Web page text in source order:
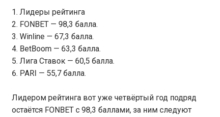
Лидеры рейтинга
FONBET — 98,3 балла.
Winline — 67,3 балла.
BetBoom — 63,3 балла.
Лига Ставок — 60,5 балла.
PARI — 55,7 балла.
Лидером рейтинга вот уже четвёртый год подряд
остаётся FONBET с 98,3 баллами, за ним следуют